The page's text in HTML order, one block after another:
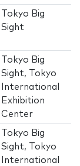
Tokyo Big
Sight
Tokyo Big
Sight, Tokyo
International
Exhibition
Center
Tokyo Big
Sight, Tokyo
International